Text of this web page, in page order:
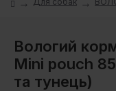
Вологий
Mini pouch
та тунець)